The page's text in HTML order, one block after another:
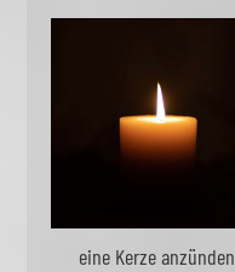
eine Kerze anzünden